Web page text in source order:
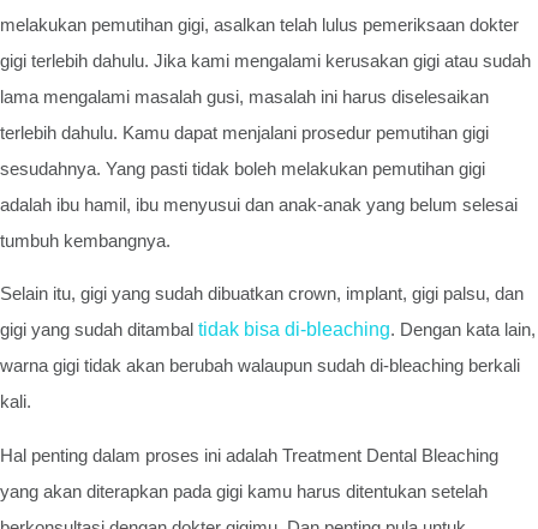
melakukan pemutihan gigi, asalkan telah lulus pemeriksaan dokter
gigi terlebih dahulu. Jika kami mengalami kerusakan gigi atau sudah
lama mengalami masalah gusi, masalah ini harus diselesaikan
terlebih dahulu. Kamu dapat menjalani prosedur pemutihan gigi
sesudahnya. Yang pasti tidak boleh melakukan pemutihan gigi
adalah ibu hamil, ibu menyusui dan anak-anak yang belum selesai
tumbuh kembangnya.
Selain itu, gigi yang sudah dibuatkan crown, implant, gigi palsu, dan
gigi yang sudah ditambal tidak bisa di-bleaching. Dengan kata lain,
warna gigi tidak akan berubah walaupun sudah di-bleaching berkali
kali.
Hal penting dalam proses ini adalah Treatment Dental Bleaching
yang akan diterapkan pada gigi kamu harus ditentukan setelah